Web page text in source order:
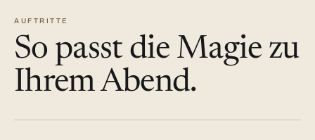
AUFTRITTE
So passt die Magie zu
Ihrem Abend.